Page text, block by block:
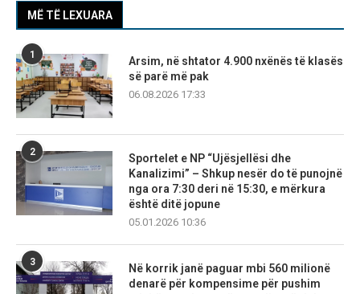
MË TË LEXUARA
1
Arsim, në shtator 4.900 nxënës të klasës
së parë më pak
06.08.2026 17:33
2
Sportelet e NP “Ujësjellësi dhe
Kanalizimi” – Shkup nesër do të punojnë
nga ora 7:30 deri në 15:30, e mërkura
është ditë jopune
05.01.2026 10:36
3
Në korrik janë paguar mbi 560 milionë
denarë për kompensime për pushim